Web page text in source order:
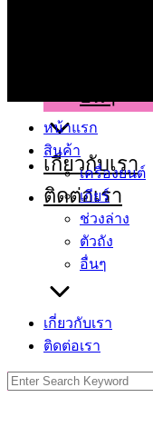
อื่นๆ
เกี่ยวกับเรา
ติดต่อเรา
หน้าแรก
สินค้า
เครื่องยนต์
เกียร์
ช่วงล่าง
ตัวถัง
อื่นๆ
เกี่ยวกับเรา
ติดต่อเรา
Search
for: